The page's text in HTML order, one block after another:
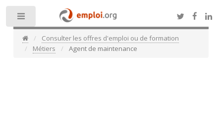
Consulter les offres d'emploi ou de formation
Métiers
Agent de maintenance
Toggle